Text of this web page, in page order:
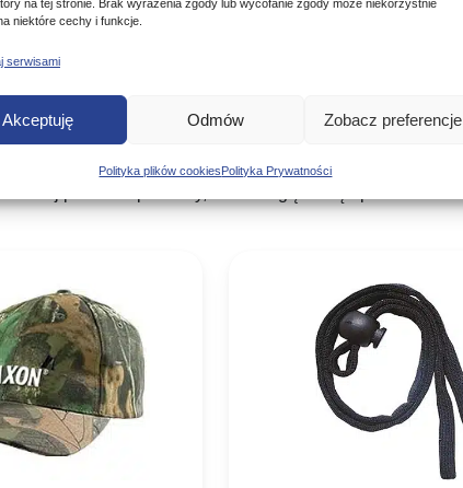
na tej stronie. Brak wyrażenia zgody lub wycofanie zgody może niekorzystnie
niektóre cechy i funkcje.
serwisami
Akceptuję Odmów Zobacz preferencje
Polityka plików cookiesPolityka Prywatności
Podobne produkty